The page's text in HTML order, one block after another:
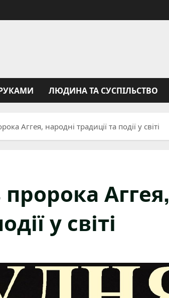
ЛЮДИНА ТА СУСПІЛЬСТВО
Аггея, народні традиції та події у світі
Аггея,
у світі